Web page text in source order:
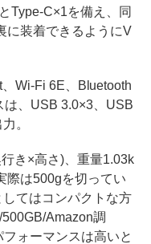
Type-C×1を備え、同
に装着できるようにV
Wi-Fi 6E、Bluetooth
は、USB 3.0×3、USB
。
き×高さ)、重量1.03k
際は500gを切ってい
てはコンパクトな方
Amazon調
ォーマンスは高いと